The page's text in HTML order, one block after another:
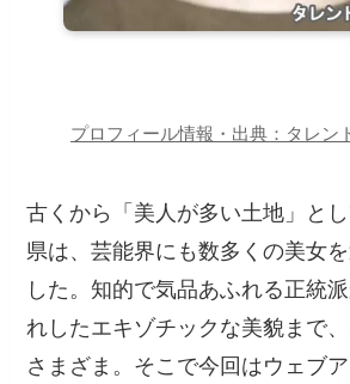
プロフィール情報・出典：タレン
古くから「美人が多い土地」と
県は、芸能界にも数多くの美女
した。知的で気品あふれる正統
れしたエキゾチックな美貌まで
さまざま。そこで今回はウェブ